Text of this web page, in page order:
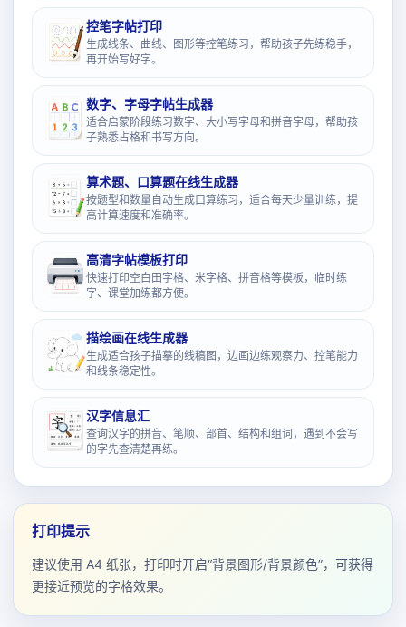
控笔字帖打印
生成线条、曲线、图形等控笔练习，帮助孩子先练稳手，
再开始写好字。
数字、字母字帖生成器
适合启蒙阶段练习数字、大小写字母和拼音字母，帮助孩
子熟悉占格和书写方向。
算术题、口算题在线生成器
按题型和数量自动生成口算练习，适合每天少量训练，提
高计算速度和准确率。
高清字帖模板打印
快速打印空白田字格、米字格、拼音格等模板，临时练
字、课堂加练都方便。
描绘画在线生成器
生成适合孩子描摹的线稿图，边画边练观察力、控笔能力
和线条稳定性。
汉字信息汇
查询汉字的拼音、笔顺、部首、结构和组词，遇到不会写
的字先查清楚再练。
打印提示
建议使用 A4 纸张，打印时开启“背景图形/背景颜色”，可获得
更接近预览的字格效果。